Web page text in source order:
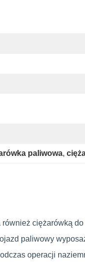
paliwowa,
ciężarówką
paliwowy
operacji